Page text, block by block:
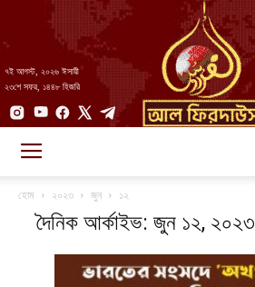
৭ই আগস্ট, ২০২৬ ঈসায়ী
২৩শে সফর, ১৪৪৮ হিজরি
হোম ২০২৩ জুন ১২
দৈনিক আর্কাইভ: জুন ১২, ২০২৩